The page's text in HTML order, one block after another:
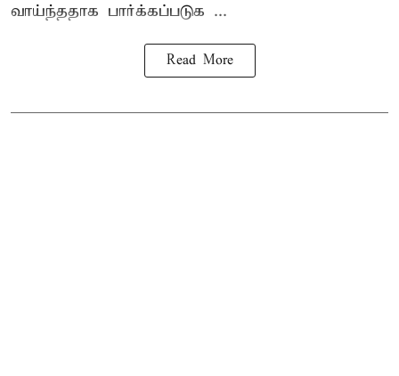
வாய்ந்ததாக பார்க்கப்படுக ...
Read More